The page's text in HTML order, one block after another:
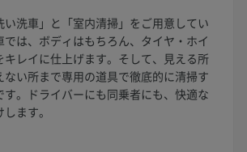
い洗車」と「室内清掃」をご用意してい
では、ボディはもちろん、タイヤ・ホイ
キレイに仕上げます。そして、見える所
ない所まで専用の道具で徹底的に清掃す
す。ドライバーにも同乗者にも、快適な
ます。